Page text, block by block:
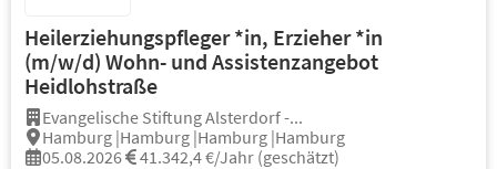
Heilerziehungspfleger *in, Erzieher *in
(m/w/d) Wohn- und Assistenzangebot
Heidlohstraße
Evangelische Stiftung Alsterdorf -...
Hamburg |Hamburg |Hamburg |Hamburg
05.08.2026
41.342,4 €/Jahr (geschätzt)